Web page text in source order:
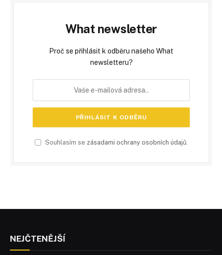
What newsletter
Proč se přihlásit k odběru našeho What
newsletteru?
Souhlasím se zásadami ochrany osobních údajů
NEJČTENĚJŠÍ